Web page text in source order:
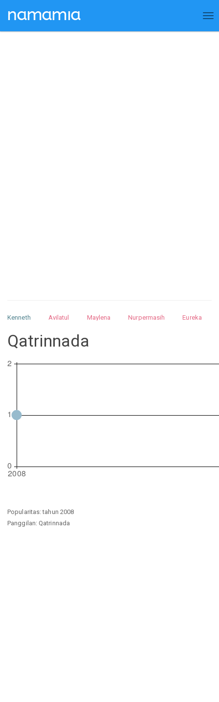
Kenneth Avilatul Maylena Nurpermasih
Eureka
Nurhilman
Pathin Muhalis
Qatrinnada
Popularitas: tahun 2008
Panggilan: Qatrinnada